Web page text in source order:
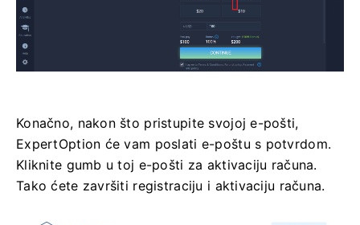
Konačno, nakon što pristupite svojoj e-pošti,
ExpertOption će vam poslati e-poštu s potvrdom.
Kliknite gumb u toj e-pošti za aktivaciju računa.
Tako ćete završiti registraciju i aktivaciju računa.